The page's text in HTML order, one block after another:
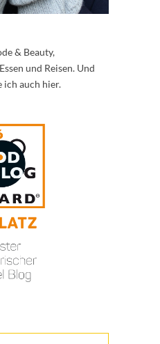
& Beauty,
und Reisen. Und
ich auch hier.